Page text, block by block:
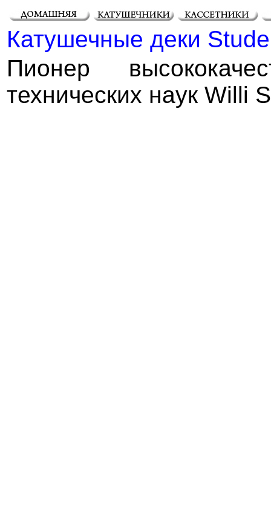
Катушечные деки
Пионер
технических наук Willi